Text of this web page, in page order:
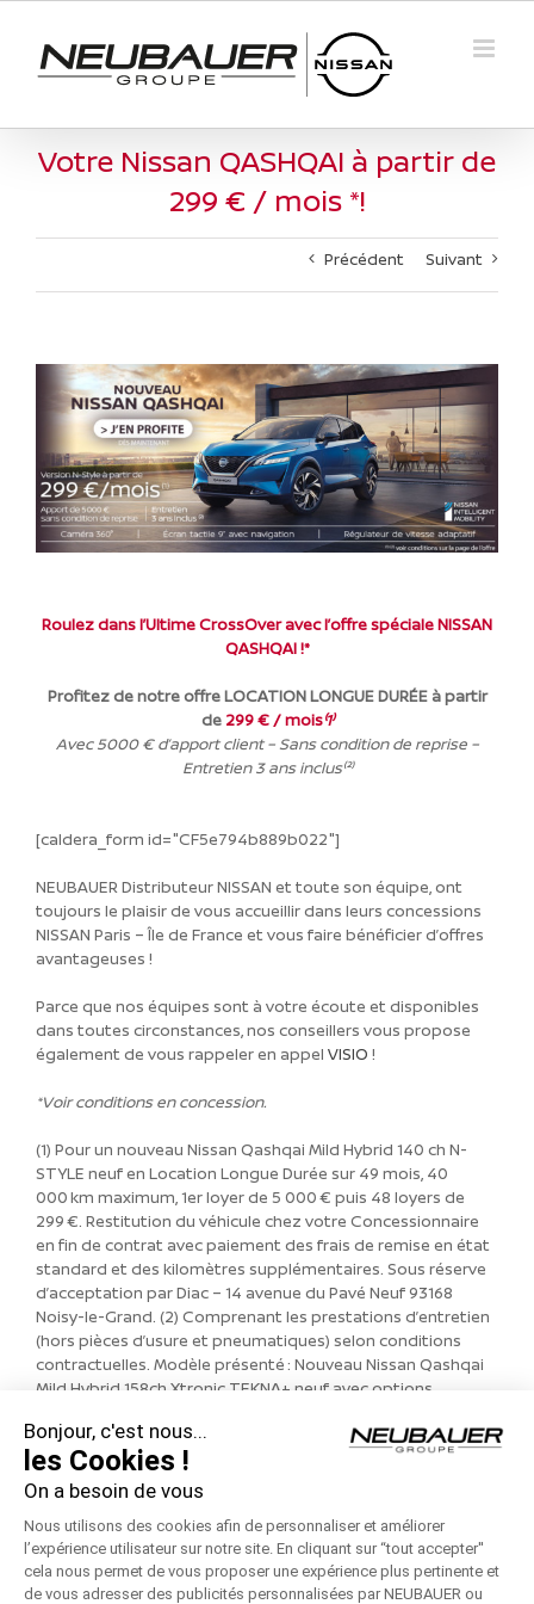
contenu
Votre Nissan QASHQAI à partir de
299 € / mois *!
Précédent Suivant
Roulez dans l’Ultime CrossOver avec l’offre spéciale NISSAN
QASHQAI !*
Profitez de notre offre LOCATION LONGUE DURÉE à partir
de 299 € / mois⁽1⁾
Avec 5000 € d’apport client – Sans condition de reprise –
Entretien 3 ans inclus⁽²⁾
[caldera_form id="CF5e794b889b022"]
NEUBAUER Distributeur NISSAN et toute son équipe, ont
toujours le plaisir de vous accueillir dans leurs concessions
NISSAN Paris – Île de France et vous faire bénéficier d’offres
avantageuses !
Parce que nos équipes sont à votre écoute et disponibles
dans toutes circonstances, nos conseillers vous propose
également de vous rappeler en appel VISIO !
*Voir conditions en concession.
(1) Pour un nouveau Nissan Qashqai Mild Hybrid 140 ch N-
STYLE neuf en Location Longue Durée sur 49 mois, 40
000 km maximum, 1er loyer de 5 000 € puis 48 loyers de
299 €. Restitution du véhicule chez votre Concessionnaire
en fin de contrat avec paiement des frais de remise en état
standard et des kilomètres supplémentaires. Sous réserve
d’acceptation par Diac – 14 avenue du Pavé Neuf 93168
Noisy-le-Grand. (2) Comprenant les prestations d’entretien
(hors pièces d’usure et pneumatiques) selon conditions
contractuelles. Modèle présenté : Nouveau Nissan Qashqai
Mild Hybrid 158ch Xtronic TEKNA+ neuf avec options
ton + jantes alliage 20’’, 1er loyer de 5 000 € puis 48 loyers
de 426 €. Offre réservée aux particuliers, non cumulable
avec d’autres offres, valable jusqu’au 28/02/2022, chez les
EUROPE SAS : nissan.fr.
Consommations gamme cycle combiné (WLTP l/100km) : 6,3
– 7,1. Émissions CO2 (WLTP g/km) : 142 – 159
Bonjour, c'est nous...
les Cookies !
On a besoin de vous
Nous utilisons des cookies afin de personnaliser et améliorer
l’expérience utilisateur sur notre site. En cliquant sur “tout accepter''
cela nous permet de vous proposer une expérience plus pertinente et
de vous adresser des publicités personnalisées par NEUBAUER ou